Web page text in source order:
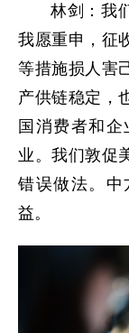
林剑：我
我愿重申，征
等措施损人害
产供链稳定，
国消费者和
业。我们敦促
错误做法。中
益。